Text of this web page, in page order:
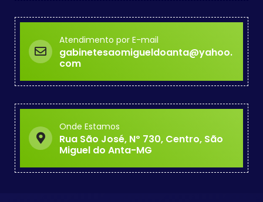
Atendimento por E-mail
gabinetesaomigueldoanta@yahoo.
com
Onde Estamos
Rua São José, Nº 730, Centro, São
Miguel do Anta-MG